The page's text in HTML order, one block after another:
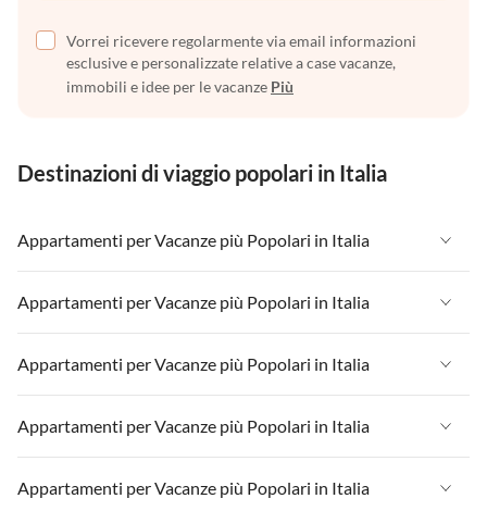
Vorrei ricevere regolarmente via email informazioni
esclusive e personalizzate relative a case vacanze,
immobili e idee per le vacanze Più
Destinazioni di viaggio popolari in Italia
Appartamenti per Vacanze più Popolari in Italia
Appartamenti per Vacanze in Italia
Appartamenti per Vacanze in Liguria
Appartamenti per Vacanze in Lombardia
Appartamenti per Vacanze in Lago di Garda
Appartamenti per Vacanze in Lago di Como
Appartamenti per Vacanze più Popolari in Italia
Appartamenti per Vacanze in Italia
Appartamenti per Vacanze in Liguria
Appartamenti per Vacanze in Lombardia
Appartamenti per Vacanze più Popolari in Italia
Appartamenti per Vacanze in Italia
Appartamenti per Vacanze in Liguria
Appartamenti per Vacanze in Lombardia
Appartamenti per Vacanze più Popolari in Italia
Appartamenti per Vacanze in Italia
Appartamenti per Vacanze più Popolari in Italia